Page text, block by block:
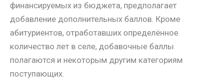
финансируемых из бюджета, предполагает
добавление дополнительных баллов. Кроме
абитуриентов, отработавших определённое
количество лет в селе, добавочные баллы
полагаются и некоторым другим категориям
поступающих.